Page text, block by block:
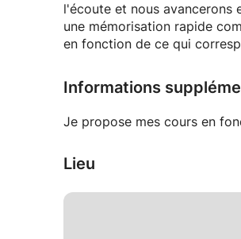
l'écoute et nous avancerons
une mémorisation rapide
en fonction de ce qui
Informations
Je propose mes cours en
Lieu